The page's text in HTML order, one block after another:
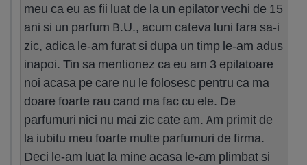
meu ca eu as fii luat de la un epilator vechi de 15
ani si un parfum B.U., acum cateva luni fara sa-i
zic, adica le-am furat si dupa un timp le-am adus
inapoi. Tin sa mentionez ca eu am 3 epilatoare
noi acasa pe care nu le folosesc pentru ca ma
doare foarte rau cand ma fac cu ele. De
parfumuri nici nu mai zic cate am. Am primit de
la iubitu meu foarte multe parfumuri de firma.
Deci le-am luat la mine acasa le-am plimbat si